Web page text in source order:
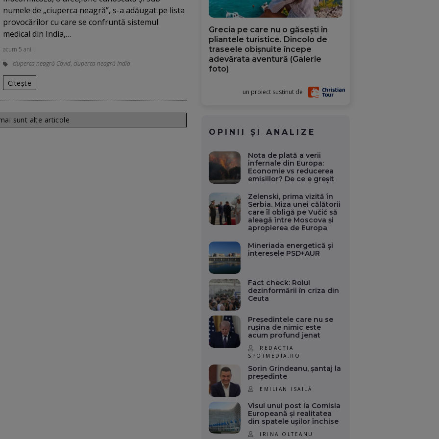
numele de „ciuperca neagră”, s-a adăugat pe lista
provocărilor cu care se confruntă sistemul
medical din India,…
acum 5 ani
ciuperca neagră Covid, ciuperca neagră India
Citește
sunt alte articole
Grecia pe care nu o găsești în
pliantele turistice. Dincolo de
traseele obișnuite începe
adevărata aventură (Galerie
foto)
un proiect susținut de
OPINII ȘI ANALIZE
Nota de plată a verii
infernale din Europa:
Economie vs reducerea
emisiilor? De ce e greșit
Zelenski, prima vizită în
Serbia. Miza unei călătorii
care îl obligă pe Vučić să
aleagă între Moscova și
apropierea de Europa
Mineriada energetică și
interesele PSD+AUR
Fact check: Rolul
dezinformării în criza din
Ceuta
Președintele care nu se
rușina de nimic este
acum profund jenat
REDACȚIA
SPOTMEDIA.RO
Sorin Grindeanu, șantaj la
președinte
EMILIAN ISAILĂ
Visul unui post la Comisia
Europeană și realitatea
din spatele ușilor închise
IRINA OLTEANU